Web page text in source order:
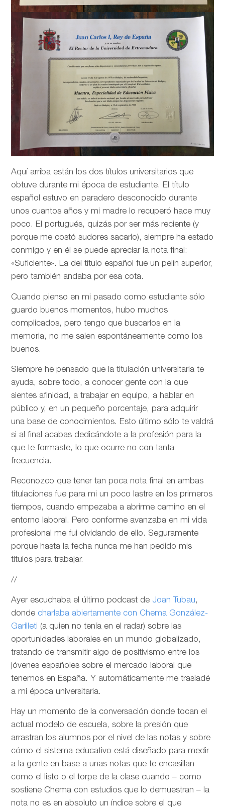
Aquí arriba están los dos títulos universitarios que
obtuve durante mi época de estudiante. El título
español estuvo en paradero desconocido durante
unos cuantos años y mi madre lo recuperó hace muy
poco. El portugués, quizás por ser más reciente (y
porque me costó sudores sacarlo), siempre ha estado
conmigo y en él se puede apreciar la nota final:
«Suficiente». La del título español fue un pelín superior,
pero también andaba por esa cota.
Cuando pienso en mi pasado como estudiante sólo
guardo buenos momentos, hubo muchos
complicados, pero tengo que buscarlos en la
memoria, no me salen espontáneamente como los
buenos.
Siempre he pensado que la titulación universitaria te
ayuda, sobre todo, a conocer gente con la que
sientes afinidad, a trabajar en equipo, a hablar en
público y, en un pequeño porcentaje, para adquirir
una base de conocimientos. Esto último sólo te valdrá
si al final acabas dedicándote a la profesión para la
que te formaste, lo que ocurre no con tanta
frecuencia.
Reconozco que tener tan poca nota final en ambas
titulaciones fue para mi un poco lastre en los primeros
tiempos, cuando empezaba a abrirme camino en el
entorno laboral. Pero conforme avanzaba en mi vida
profesional me fui olvidando de ello. Seguramente
porque hasta la fecha nunca me han pedido mis
títulos para trabajar.
//
Ayer escuchaba el último podcast de Joan Tubau,
donde charlaba abiertamente con Chema González-
Garilleti (a quien no tenía en el radar) sobre las
oportunidades laborales en un mundo globalizado,
tratando de transmitir algo de positivismo entre los
jóvenes españoles sobre el mercado laboral que
tenemos en España. Y automáticamente me trasladé
a mi época universitaria.
Hay un momento de la conversación donde tocan el
actual modelo de escuela, sobre la presión que
arrastran los alumnos por el nivel de las notas y sobre
cómo el sistema educativo está diseñado para medir
a la gente en base a unas notas que te encasillan
como el listo o el torpe de la clase cuando – como
sostiene Chema con estudios que lo demuestran – la
nota no es en absoluto un índice sobre el que